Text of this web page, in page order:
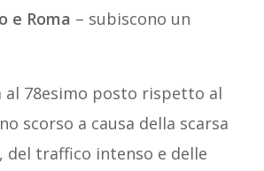
e Roma – subiscono un
al 78esimo posto rispetto al
scorso a causa della scarsa
del traffico intenso e delle